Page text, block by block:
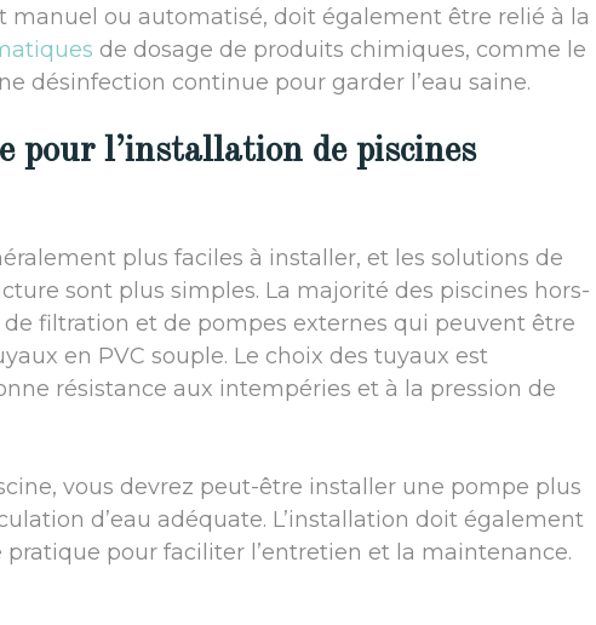
manuel ou automatisé, doit également être relié à la
de dosage de produits chimiques, comme le
désinfection continue pour garder l’eau saine.
pour l’installation de piscines
plus faciles à installer, et les solutions de
sont plus simples. La majorité des piscines hors-
filtration et de pompes externes qui peuvent être
en PVC souple. Le choix des tuyaux est
résistance aux intempéries et à la pression de
vous devrez peut-être installer une pompe plus
d’eau adéquate. L’installation doit également
pour faciliter l’entretien et la maintenance.